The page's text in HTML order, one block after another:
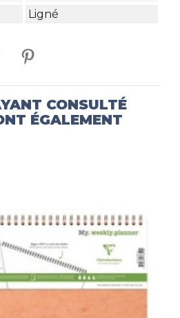
Ligné
CONSULTÉ
ÉGALEMENT